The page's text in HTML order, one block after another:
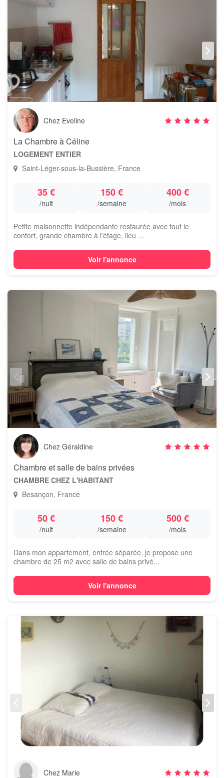
Chez Eveline
La Chambre à Céline
LOGEMENT ENTIER
Saint-Léger-sous-la-Bussière, France
35 €
/nuit
150 €
/semaine
400 €
/mois
Petite maisonnette indépendante restaurée avec tout le
confort, grande chambre à l'étage, lieu ...
Voir l'annonce
Chez Géraldine
Chambre et salle de bains privées
CHAMBRE CHEZ L'HABITANT
Besançon, France
50 €
/nuit
150 €
/semaine
500 €
/mois
Dans mon appartement, entrée séparée, je propose une
chambre de 25 m2 avec salle de bains privé...
Voir l'annonce
Chez Marie